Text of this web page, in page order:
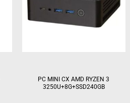
PC MINI CX AMD RYZEN 3
3250U+8G+SSD240GB